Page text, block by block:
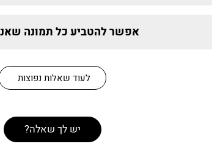
אפשר להטביע כל תמונה
לעוד שאלות נפוצות
יש לך שאלה?